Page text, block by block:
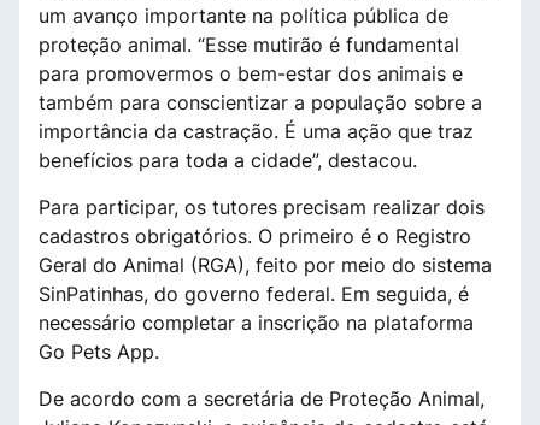
um avanço importante na política pública de
proteção animal. “Esse mutirão é fundamental
para promovermos o bem-estar dos animais e
também para conscientizar a população sobre a
importância da castração. É uma ação que traz
benefícios para toda a cidade”, destacou.
Para participar, os tutores precisam realizar dois
cadastros obrigatórios. O primeiro é o Registro
Geral do Animal (RGA), feito por meio do sistema
SinPatinhas, do governo federal. Em seguida, é
necessário completar a inscrição na plataforma
Go Pets App.
De acordo com a secretária de Proteção Animal,